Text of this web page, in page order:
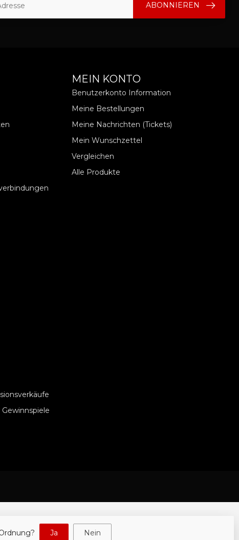
ABONNIEREN
MEIN KONTO
Benutzerkonto Information
Meine Bestellungen
Meine Nachrichten (Tickets)
Mein Wunschzettel
Vergleichen
Alle Produkte
Ja Nein